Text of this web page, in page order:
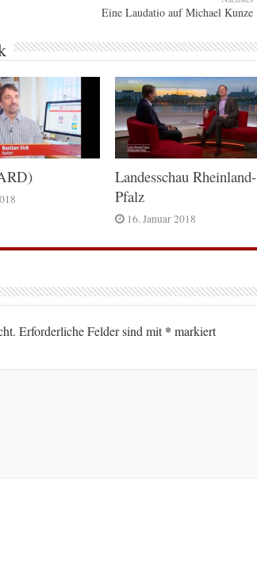
Eine Laudatio auf Michael Kunze
Landesschau Rheinland-
Pfalz
16. Januar 2018
Erforderliche Felder sind mit* markiert